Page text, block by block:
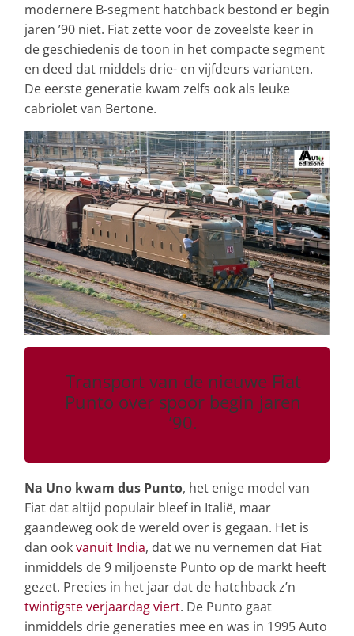
modernere B-segment hatchback bestond er begin
jaren ’90 niet. Fiat zette voor de zoveelste keer in
de geschiedenis de toon in het compacte segment
en deed dat middels drie- en vijfdeurs varianten.
De eerste generatie kwam zelfs ook als leuke
cabriolet van Bertone.
Transport van de nieuwe Fiat
Punto over spoor begin jaren
’90.
Na Uno kwam dus Punto, het enige model van
Fiat dat altijd populair bleef in Italië, maar
gaandeweg ook de wereld over is gegaan. Het is
dan ookvanuit India, dat we nu vernemen dat Fiat
inmiddels de 9 miljoenste Punto op de markt heeft
gezet. Precies in het jaar dat de hatchback z’n
twintigste verjaardag viert. De Punto gaat
inmiddels drie generaties mee en was in 1995 Auto